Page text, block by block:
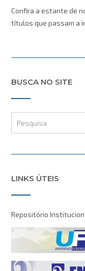
Confira a estante de
títulos que passam a
BUSCA NO SITE
LINKS ÚTEIS
Repositório